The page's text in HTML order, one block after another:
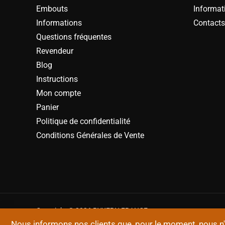
Embouts
Informations
Questions fréquentes
Revendeur
Blog
Instructions
Mon compte
Panier
Politique de confidentialité
Conditions Générales de Vente
Contacts
Copyright © 2026 BYKERN FRANCE